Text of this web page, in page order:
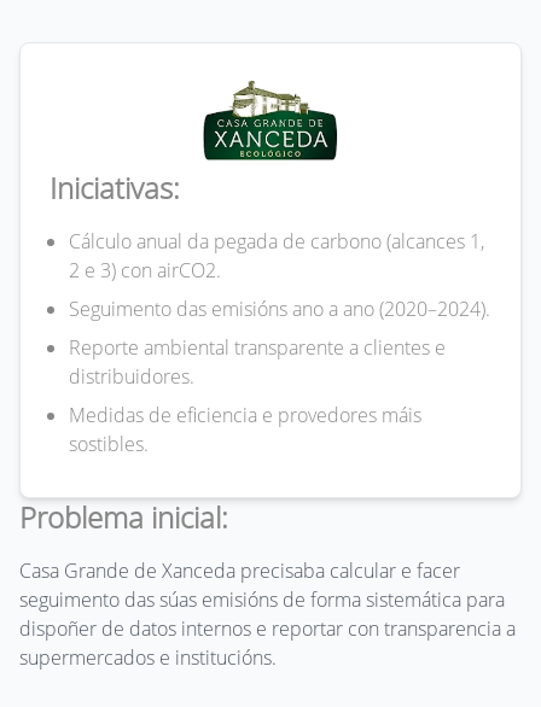
Iniciativas:
Cálculo anual da pegada de carbono (alcances 1,
2 e 3) con airCO2.
Seguimento das emisións ano a ano (2020–2024).
Reporte ambiental transparente a clientes e
distribuidores.
Medidas de eficiencia e provedores máis
sostibles.
Problema inicial:
Casa Grande de Xanceda precisaba calcular e facer
seguimento das súas emisións de forma sistemática para
dispoñer de datos internos e reportar con transparencia a
supermercados e institucións.